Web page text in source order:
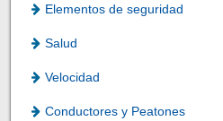
Elementos de seguridad
Salud
Velocidad
Conductores y Peatones